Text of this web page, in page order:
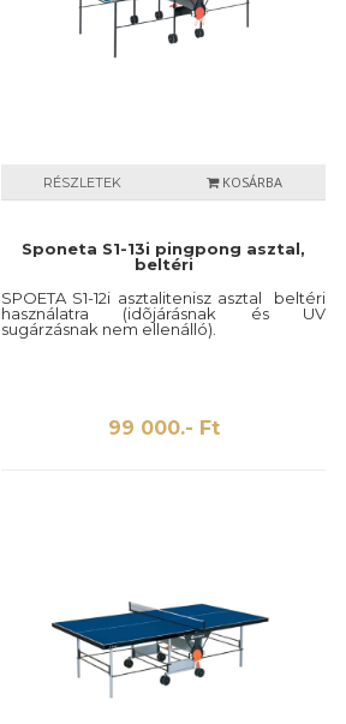
RÉSZLETEK KOSÁRBA
Sponeta S1-13i pingpong asztal,
beltéri
SPOETA S1-12i asztalitenisz asztal beltéri
használatra (idõjárásnak és UV
sugárzásnak nem ellenálló).
99 000.- Ft